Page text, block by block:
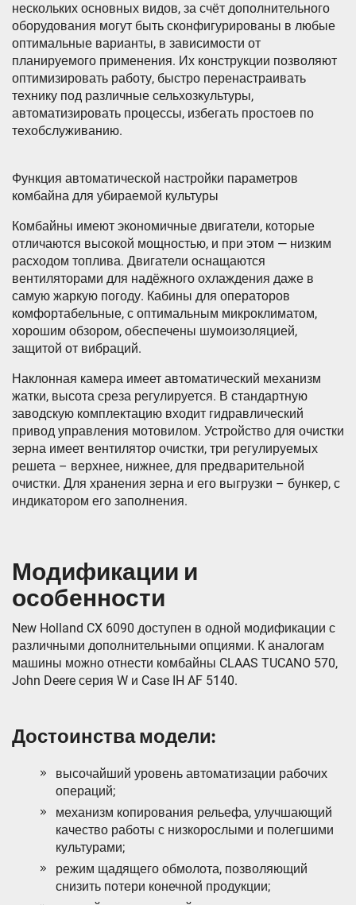
нескольких основных видов, за счёт дополнительного
оборудования могут быть сконфигурированы в любые
оптимальные варианты, в зависимости от
планируемого применения. Их конструкции позволяют
оптимизировать работу, быстро перенастраивать
технику под различные сельхозкультуры,
автоматизировать процессы, избегать простоев по
техобслуживанию.
Функция автоматической настройки параметров
комбайна для убираемой культуры
Комбайны имеют экономичные двигатели, которые
отличаются высокой мощностью, и при этом — низким
расходом топлива. Двигатели оснащаются
вентиляторами для надёжного охлаждения даже в
самую жаркую погоду. Кабины для операторов
комфортабельные, с оптимальным микроклиматом,
хорошим обзором, обеспечены шумоизоляцией,
защитой от вибраций.
Наклонная камера имеет автоматический механизм
жатки, высота среза регулируется. В стандартную
заводскую комплектацию входит гидравлический
привод управления мотовилом. Устройство для очистки
зерна имеет вентилятор очистки, три регулируемых
решета – верхнее, нижнее, для предварительной
очистки. Для хранения зерна и его выгрузки – бункер, с
индикатором его заполнения.
Модификации и
особенности
New Holland CX 6090 доступен в одной модификации с
различными дополнительными опциями. К аналогам
машины можно отнести комбайны CLAAS TUCANO 570,
John Deere серия W и Case IH AF 5140.
Достоинства модели:
высочайший уровень автоматизации рабочих
операций;
механизм копирования рельефа, улучшающий
качество работы с низкорослыми и полегшими
культурами;
режим щадящего обмолота, позволяющий
снизить потери конечной продукции;